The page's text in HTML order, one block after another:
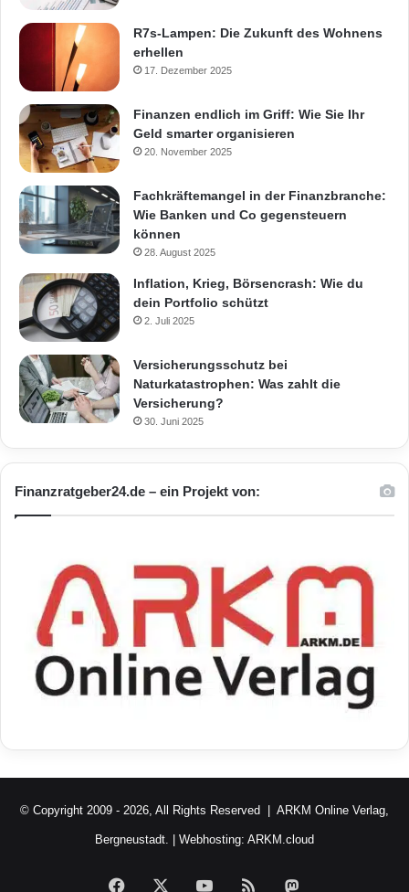
R7s-Lampen: Die Zukunft des Wohnens
erhellen
17. Dezember 2025
Finanzen endlich im Griff: Wie Sie Ihr
Geld smarter organisieren
20. November 2025
Fachkräftemangel in der Finanzbranche:
Wie Banken und Co gegensteuern
können
28. August 2025
Inflation, Krieg, Börsencrash: Wie du
dein Portfolio schützt
2. Juli 2025
Versicherungsschutz bei
Naturkatastrophen: Was zahlt die
Versicherung?
30. Juni 2025
Finanzratgeber24.de – ein Projekt von:
© Copyright 2009 - 2026, All Rights Reserved | ARKM Online Verlag,
Bergneustadt. | Webhosting: ARKM.cloud
Facebook YouTubeRSS